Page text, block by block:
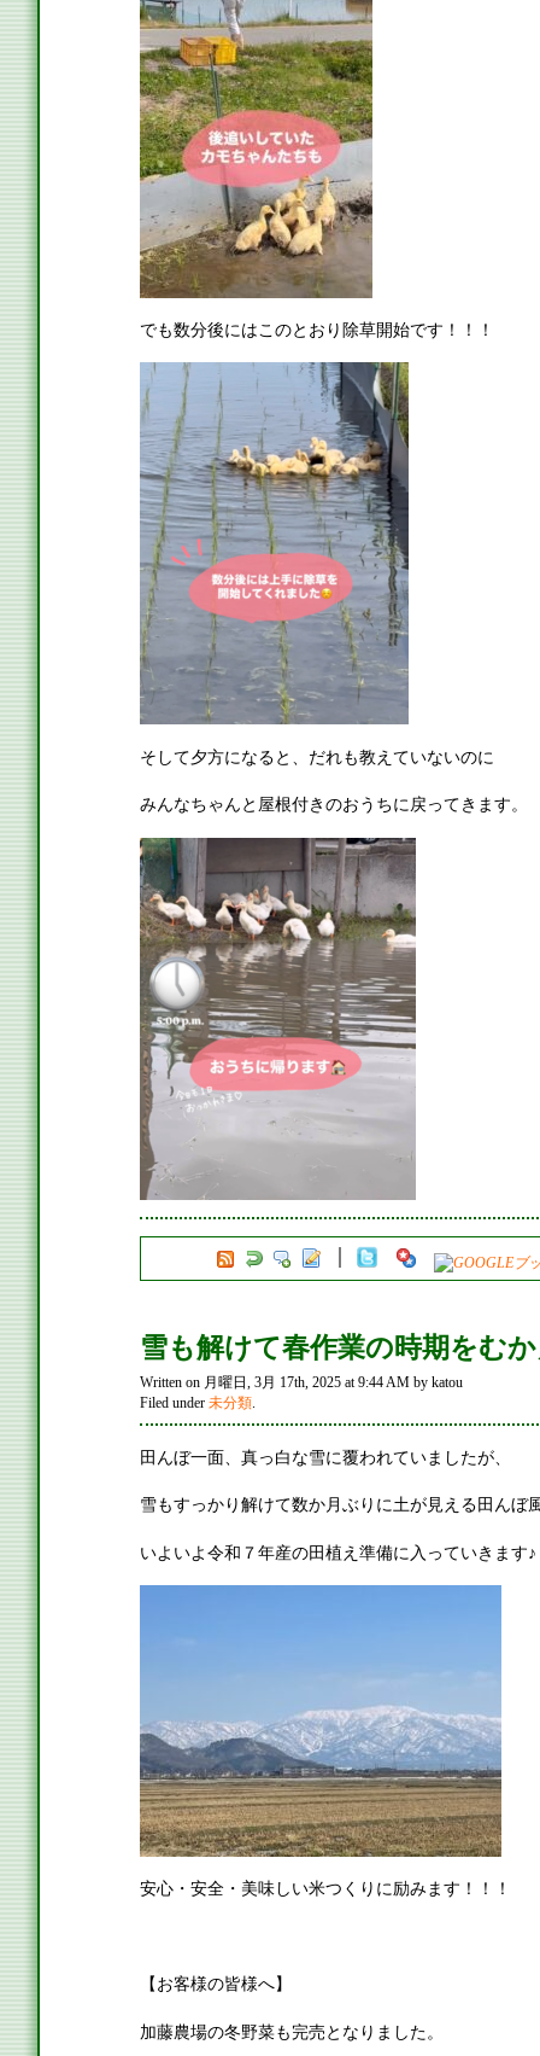
でも数分後にはこのとおり除草開始です！！！
そして夕方になると、だれも教えていないのに
みんなちゃんと屋根付きのおうちに戻ってきます。
雪も解けて春作業の時期をむ
Written on 月曜日, 3月 17th, 2025 at 9:44 AM by katou
Filed under 未分類.
田んぼ一面、真っ白な雪に覆われていましたが、
雪もすっかり解けて数か月ぶりに土が見える田んぼ
いよいよ令和７年産の田植え準備に入っていきます♪
安心・安全・美味しい米つくりに励みます！！！
【お客様の皆様へ】
加藤農場の冬野菜も完売となりました。